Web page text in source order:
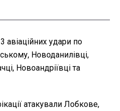
авіаційних удари по
Новоданилівці,
Новоандріївці та
атакували Лобкове,